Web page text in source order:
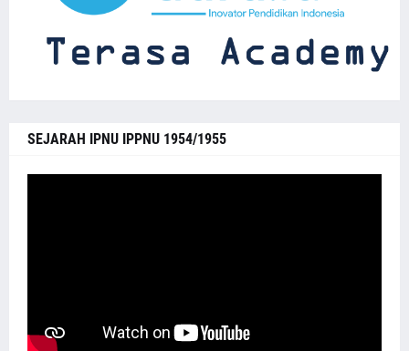
SEJARAH IPNU IPPNU 1954/1955